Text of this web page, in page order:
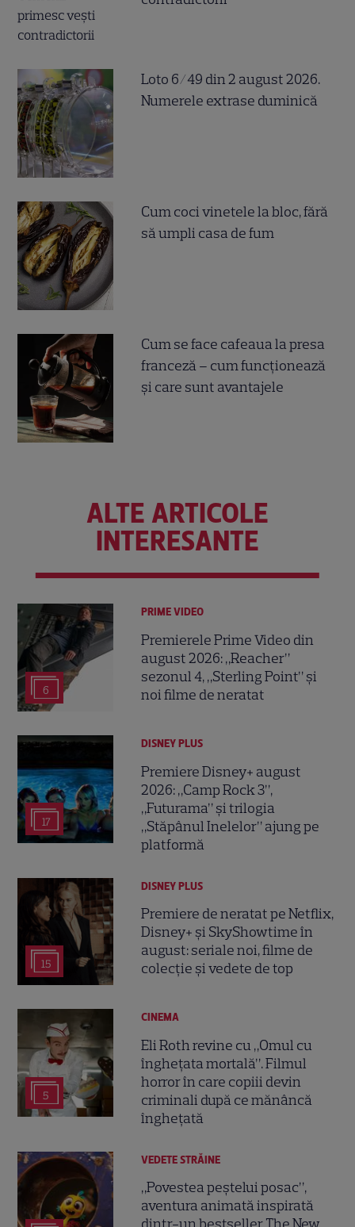
Loto 6/49 din 2 august 2026.
Numerele extrase duminică
Cum coci vinetele la bloc, fără
să umpli casa de fum
Cum se face cafeaua la presa
franceză – cum funcționează
și care sunt avantajele
ALTE ARTICOLE
INTERESANTE
6
PRIME VIDEO
Premierele Prime Video din
august 2026: „Reacher”
sezonul 4, „Sterling Point” și
noi filme de neratat
17
DISNEY PLUS
Premiere Disney+ august
2026: „Camp Rock 3”,
„Futurama” și trilogia
„Stăpânul Inelelor” ajung pe
platformă
15
DISNEY PLUS
Premiere de neratat pe Netflix,
Disney+ și SkyShowtime în
august: seriale noi, filme de
colecție și vedete de top
5
CINEMA
Eli Roth revine cu „Omul cu
înghețata mortală”. Filmul
horror în care copiii devin
criminali după ce mănâncă
înghețată
VEDETE STRĂINE
„Povestea peștelui posac”,
aventura animată inspirată